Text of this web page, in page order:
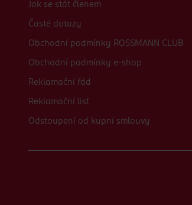
Jak se stát členem
Časté dotazy
Obchodní podmínky ROSSMANN CLUB
Obchodní podmínky e-shop
Reklamační řád
Reklamační list
Odstoupení od kupní smlouvy